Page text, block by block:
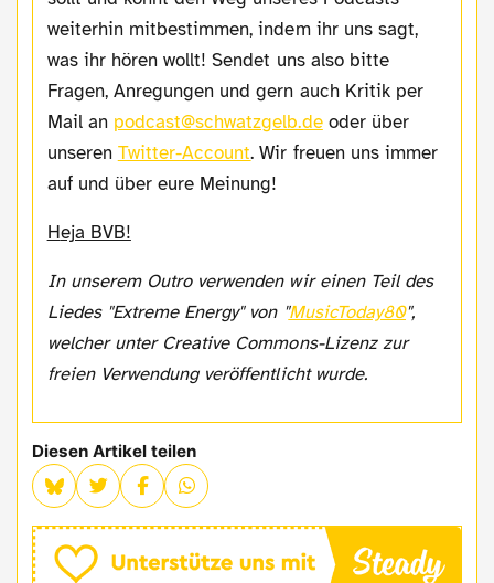
weiterhin mitbestimmen, indem ihr uns sagt,
was ihr hören wollt! Sendet uns also bitte
Fragen, Anregungen und gern auch Kritik per
Mail an podcast@schwatzgelb.deoder über
unseren Twitter-Account. Wir freuen uns immer
auf und über eure Meinung!
Heja BVB!
In unserem Outro verwenden wir einen Teil des
Liedes "Extreme Energy" von "MusicToday80",
welcher unter Creative Commons-Lizenz zur
freien Verwendung veröffentlicht wurde.
Diesen Artikel teilen